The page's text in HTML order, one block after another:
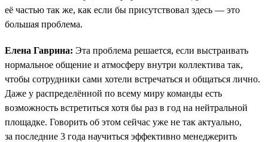
её частью так же, как если бы присутствовал здесь — это
большая проблема.
Елена Гаврина: Эта проблема решается, если выстраивать
нормальное общение и атмосферу внутри коллектива так,
чтобы сотрудники сами хотели встречаться и общаться лично.
Даже у распределённой по всему миру команды есть
возможность встретиться хотя бы раз в год на нейтральной
площадке. Говорить об этом сейчас уже не так актуально,
за последние 3 года научиться эффективно менеджерить